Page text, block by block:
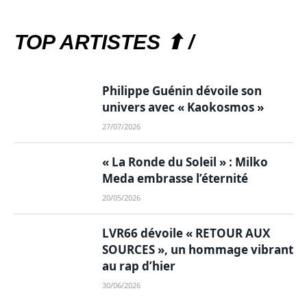
TOP ARTISTES ⬆ /
Philippe Guénin dévoile son
univers avec « Kaokosmos »
27/07/2026
« La Ronde du Soleil » : Milko
Meda embrasse l’éternité
20/05/2026
LVR66 dévoile « RETOUR AUX
SOURCES », un hommage vibrant
au rap d’hier
30/06/2026